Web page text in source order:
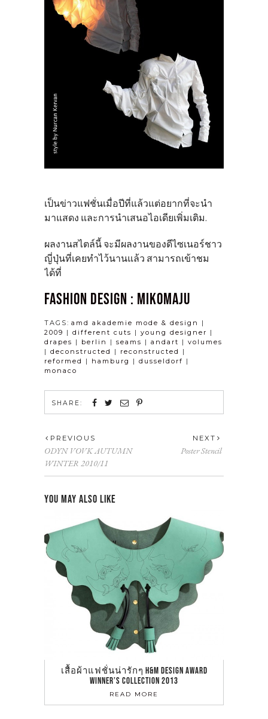
เป็นข่าวแฟชั่นเมื่อปีที่แล้วแต่อยากที่จะนำ
มาแสดง และการนำเสนอไอเดียเพิ่มเติม.
ผลงานสไตล์นี้ จะมีผลงานของดีไซเนอร์ชาว
ญี่ปุ่นที่เคยทำไว้นานแล้ว สามารถเข้าชม
ได้ที่
FASHION DESIGN : MIKOMAJU
TAGS: amd akademie mode & design
|
2009 | different cuts | young designer |
drapes | berlin | seams | andart | volumes
| deconstructed | reconstructed
|
reformed
| hamburg | dusseldorf |
monaco
SHARE:
PREVIOUS
ODYN VOVK AUTUMN
WINTER 2010/11
NEXT
Poster Stencil
YOU MAY ALSO LIKE
เสื้อผ้าแฟชั่นน่ารักๆ H&M DESIGN AWARD
WINNER’S COLLECTION 2013
READ MORE